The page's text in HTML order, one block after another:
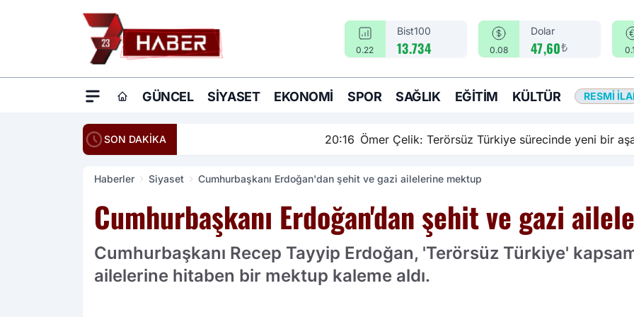
0.22
Bist100
13.734 0.08
Dolar
47,60₺
GÜNCEL SIYASET EKONOMI SPOR SAĞLIK EĞITIM KÜLTÜR RESMI
SON DAKİKA Ömer Çelik: Terörsüz Türkiye sürecinde yeni bir aşamadayız
Haberler Siyaset Cumhurbaşkanı Erdoğan'dan şehit ve gazi ailelerine mektup
Cumhurbaşkanı Erdoğan'dan şehit ve gazi
Cumhurbaşkanı Recep Tayyip Erdoğan, 'Terörsüz Türkiye'
ailelerine hitaben bir mektup kaleme aldı.